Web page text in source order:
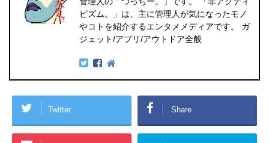
ビズム。」は、主に管理人が気になったモノ
やコトを紹介するエンタメメディアです。 ガ
ジェット/アプリ/アウトドア全般
Twitter Share